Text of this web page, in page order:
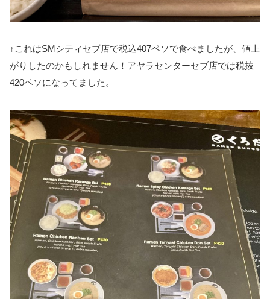
↑これはSMシティセブ店で税込407ペソで食べましたが、値上
がりしたのかもしれません！アヤラセンターセブ店では税抜
420ペソになってました。